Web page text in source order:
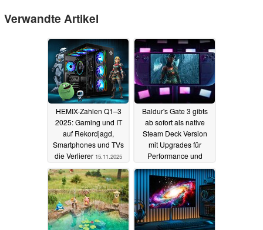
Verwandte Artikel
HEMIX-Zahlen Q1–3
2025: Gaming und IT
auf Rekordjagd,
Smartphones und TVs
die Verlierer 15.11.2025
Baldur's Gate 3 gibts
ab sofort als native
Steam Deck Version
mit Upgrades für
Performance und
Ladezeiten23.09.2025